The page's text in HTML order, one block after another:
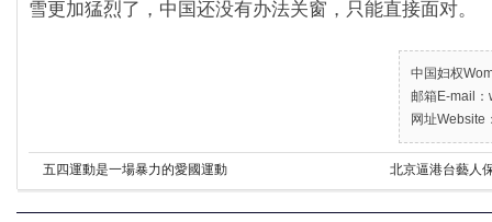
雪更加猛烈了，中国还没有办法关窗，只能直接面对。
中国妇权
邮箱E-mail
网址Website
五四運動是一場暴力的愛國運動 北京逼港台藝人